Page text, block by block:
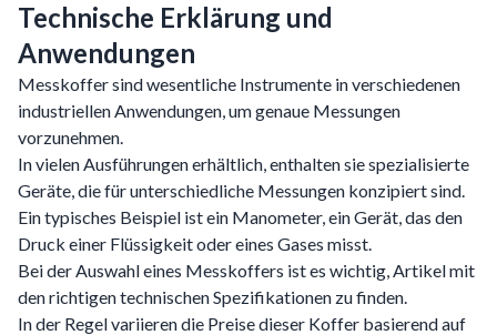
Technische Erklärung und
Anwendungen
Messkoffer sind wesentliche Instrumente in verschiedenen
industriellen Anwendungen, um genaue Messungen
vorzunehmen.
In vielen Ausführungen erhältlich, enthalten sie spezialisierte
Geräte, die für unterschiedliche Messungen konzipiert sind.
Ein typisches Beispiel ist ein Manometer, ein Gerät, das den
Druck einer Flüssigkeit oder eines Gases misst.
Bei der Auswahl eines Messkoffers ist es wichtig, Artikel mit
den richtigen technischen Spezifikationen zu finden.
In der Regel variieren die Preise dieser Koffer basierend auf